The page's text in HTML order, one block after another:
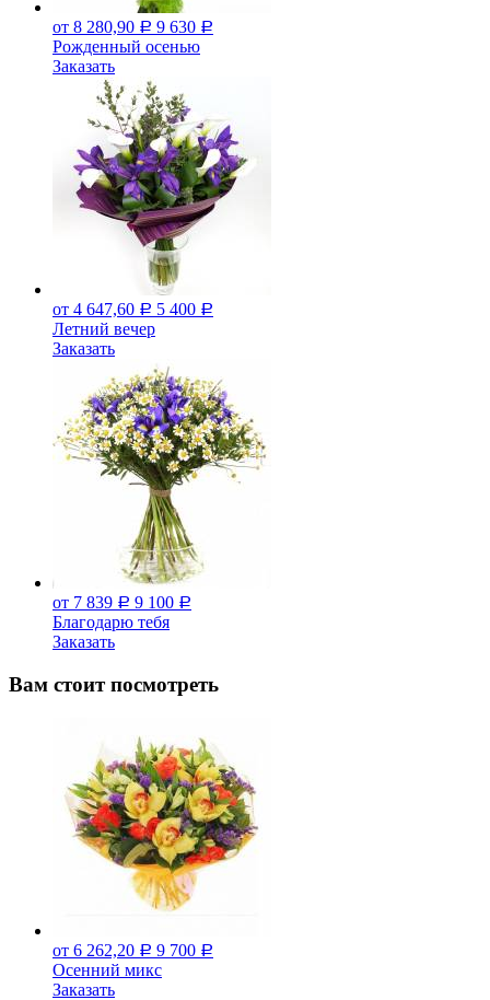
от 8 280,90 Р 9 630 Р
Рожденный осенью
Заказать
от 4 647,60 Р 5 400 Р
Летний вечер
Заказать
от 7 839 Р 9 100 Р
Благодарю тебя
Заказать
Вам стоит посмотреть
от 6 262,20 Р 9 700 Р
Осенний микс
Заказать